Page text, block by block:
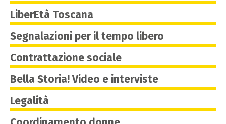
LiberEtà Toscana
Segnalazioni per il tempo libero
Contrattazione sociale
Bella Storia! Video e interviste
Legalità